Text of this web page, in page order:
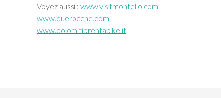
Voyez aussi : www.visitmontello.com
www.duerocche.com
www.dolomitibrentabike.it